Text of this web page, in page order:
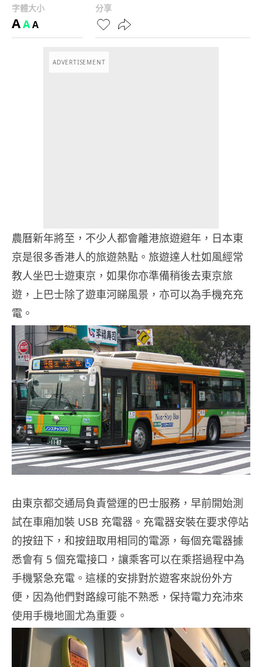
字體大小
AAA
分享
ADVERTISEMENT
農曆新年將至，不少人都會離港旅遊避年，日本東
京是很多香港人的旅遊熱點。旅遊達人杜如風經常
教人坐巴士遊東京，如果你亦準備稍後去東京旅
遊，上巴士除了遊車河睇風景，亦可以為手機充充
電。
由東京都交通局負責營運的巴士服務，早前開始測
試在車廂加裝 USB 充電器。充電器安裝在要求停站
的按鈕下，和按鈕取用相同的電源，每個充電器據
悉會有 5 個充電接口，讓乘客可以在乘搭過程中為
手機緊急充電。這樣的安排對於遊客來說份外方
便，因為他們對路線可能不熟悉，保持電力充沛來
使用手機地圖尤為重要。